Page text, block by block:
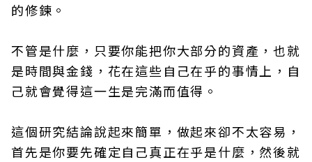
的修鍊。
不管是什麼，只要你能把你大部分的資產，也就
是時間與金錢，花在這些自己在乎的事情上，自
己就會覺得這一生是完滿而值得。
這個研究結論說起來簡單，做起來卻不太容易，
首先是你要先確定自己真正在乎是什麼，然後就